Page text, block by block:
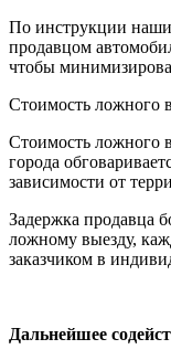
По инструкции наши
продавцом
чтобы
Стоимость ложного
Стоимость ложного
города
зависимости от
Задержка продавца
ложному выезду,
заказчиком в
Дальнейшее